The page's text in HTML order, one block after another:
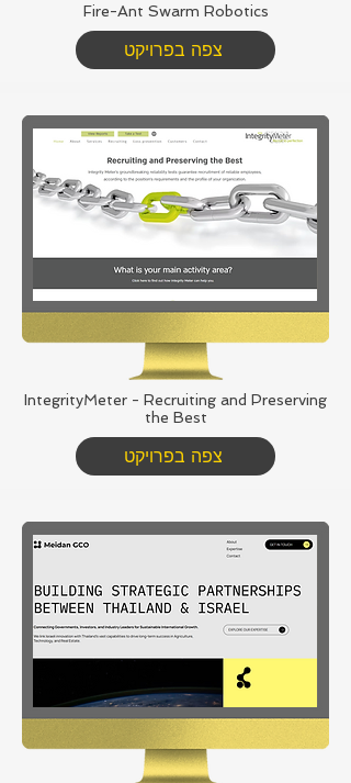
Fire-Ant Swarm Robotics
צפה בפרויקט
IntegrityMeter - Recruiting and Preserving
the Best
צפה בפרויקט